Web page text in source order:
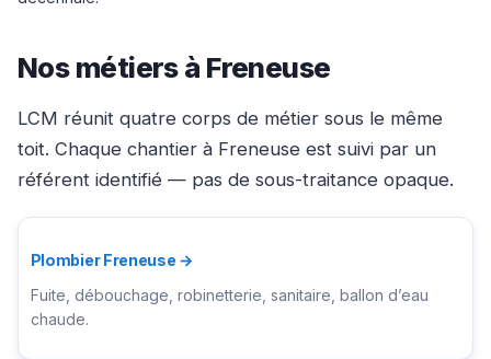
Nos métiers à Freneuse
LCM réunit quatre corps de métier sous le même
toit. Chaque chantier à Freneuse est suivi par un
référent identifié — pas de sous-traitance opaque.
Plombier Freneuse →
Fuite, débouchage, robinetterie, sanitaire, ballon d’eau
chaude.